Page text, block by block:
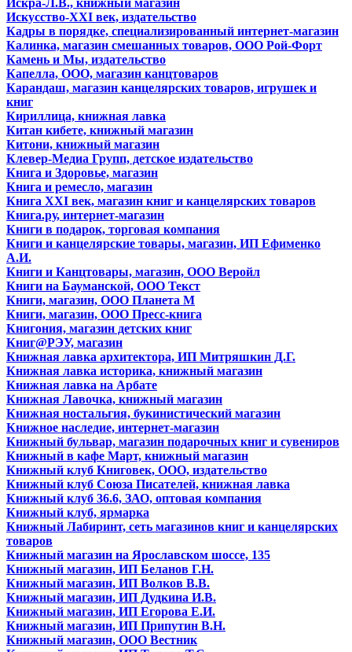
Искусство-XXI век, издательство
Кадры в порядке, специализированный интернет-магазин
Калинка, магазин смешанных товаров, ООО Рой-Форт
Камень и Мы, издательство
Капелла, ООО, магазин канцтоваров
Карандаш, магазин канцелярских товаров, игрушек и
книг
Кириллица, книжная лавка
Китан кибете, книжный магазин
Китони, книжный магазин
Клевер-Медиа Групп, детское издательство
Книга и Здоровье, магазин
Книга и ремесло, магазин
Книга XXI век, магазин книг и канцелярских товаров
Книга.ру, интернет-магазин
Книги в подарок, торговая компания
Книги и канцелярские товары, магазин, ИП Ефименко
А.И.
Книги и Канцтовары, магазин, ООО Веройл
Книги на Бауманской, ООО Текст
Книги, магазин, ООО Планета М
Книги, магазин, ООО Пресс-книга
Книгония, магазин детских книг
Книг@РЭУ, магазин
Книжная лавка архитектора, ИП Митряшкин Д.Г.
Книжная лавка историка, книжный магазин
Книжная лавка на Арбате
Книжная Лавочка, книжный магазин
Книжная ностальгия, букинистический магазин
Книжное наследие, интернет-магазин
Книжный бульвар, магазин подарочных книг и сувениров
Книжный в кафе Март, книжный магазин
Книжный клуб Книговек, ООО, издательство
Книжный клуб Союза Писателей, книжная лавка
Книжный клуб 36.6, ЗАО, оптовая компания
Книжный клуб, ярмарка
Книжный Лабиринт, сеть магазинов книг и канцелярских
товаров
Книжный магазин на Ярославском шоссе, 135
Книжный магазин, ИП Беланов Г.Н.
Книжный магазин, ИП Волков В.В.
Книжный магазин, ИП Дудкина И.В.
Книжный магазин, ИП Егорова Е.И.
Книжный магазин, ИП Припутин В.Н.
Книжный магазин, ООО Вестник